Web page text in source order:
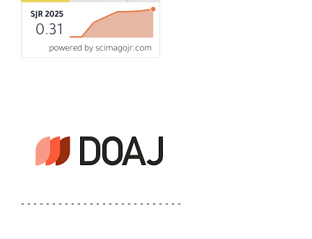
- - - - - - - - - - - - - - - - - - - - - - - - - -